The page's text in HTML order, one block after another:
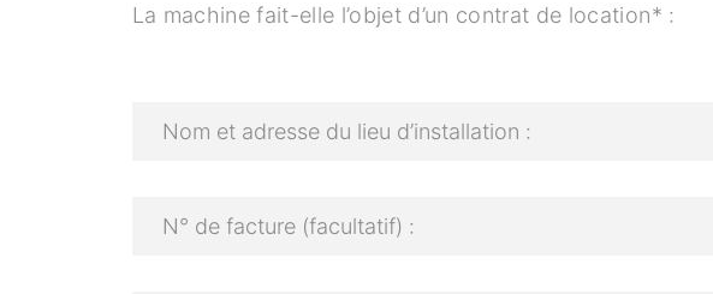
La machine fait-elle l’objet d’un contrat de location* :